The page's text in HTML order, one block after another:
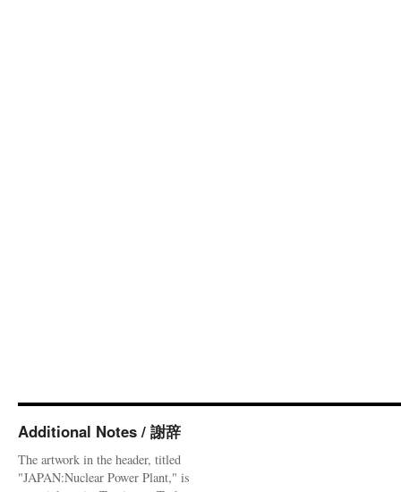
Additional Notes / 謝辞
The artwork in the header, titled
"JAPAN:Nuclear Power Plant," is